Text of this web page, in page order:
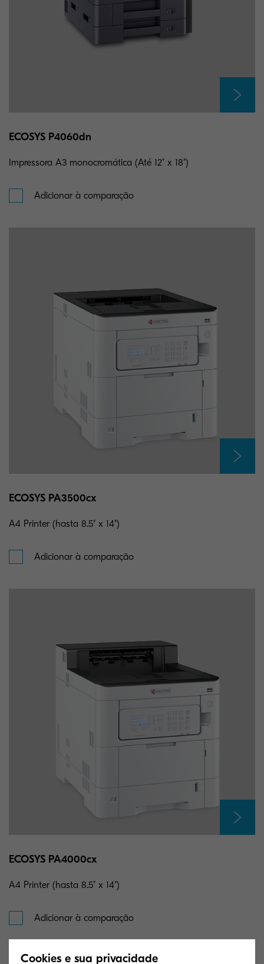
ECOSYS P4060dn
Impressora A3 monocromática (Até 12" x 18")
Adicionar à comparação
ECOSYS PA3500cx
A4 Printer (hasta 8.5" x 14")
Adicionar à comparação
ECOSYS PA4000cx
A4 Printer (hasta 8.5" x 14")
Adicionar à comparação
Cookies e sua privacidade